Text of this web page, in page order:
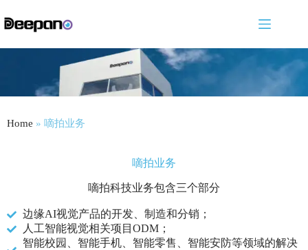
Home » 嘀拍业务
嘀拍业务
嘀拍科技业务包含三个部分
边缘AI视觉产品的开发、制造和分销；
人工智能视觉相关项目ODM；
智能校园、智能手机、智能零售、智能安防等领域的解决